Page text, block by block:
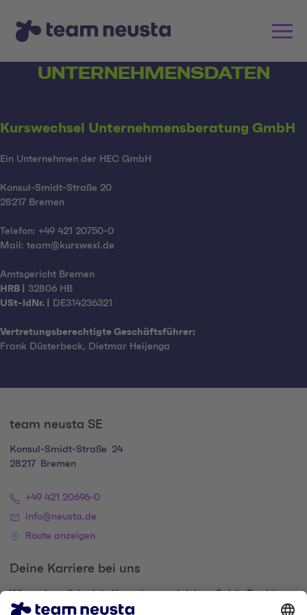
UNTERNEHMENSDATEN
Kurswechsel Unternehmensberatung GmbH
Ein Unternehmen der HEC GmbH
Konsul-Smidt-Straße 20
28217 Bremen
Telefon: +49 421 20750-0
Mail: team@kurswexl.de
Amtsgericht Bremen
HRB |
32806 HB
USt-ldNr. |
DE314236321
Vertretungsberechtigte Geschäftsführer:
Frank Düsterbeck, Dietmar Heijenga
team neusta SE
Konsul-Smidt-Straße
24
28217
Bremen
+49 421 20696-0
info@neusta.de
Route anzeigen
Deine Karriere bei uns
Wir suchen dich, dein Know-how und deinen Spirit. Bewirb
dich und komm zur digital family.